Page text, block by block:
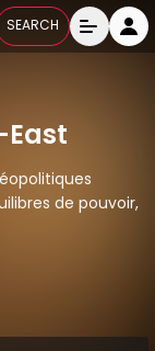
SEARCH
East
de pouvoir,